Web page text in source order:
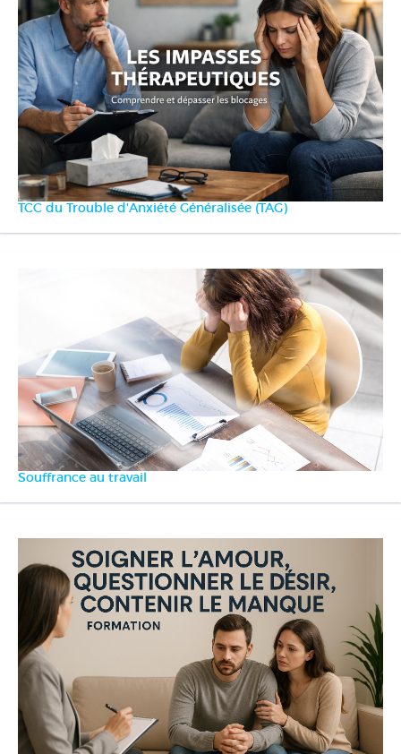
TCC du Trouble d'Anxiété Généralisée (TAG)
Souffrance au travail